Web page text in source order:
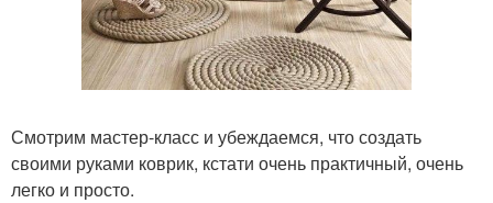
Смотрим мастер-класс и убеждаемся, что создать
своими руками коврик, кстати очень практичный, очень
легко и просто.